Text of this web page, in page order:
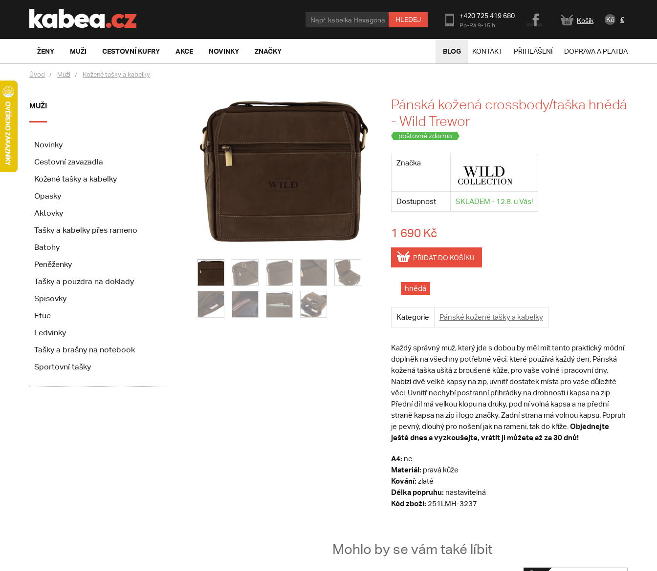
HLEDEJ +420 725 419 680
Po-Pá 9-15 h
Košík Kč €
ŽENY MUŽI CESTOVNÍ KUFRY AKCE NOVINKY ZNAČKY BLOG KONTAKT PŘIHLÁŠENÍ DOPRAVA A PLATBA
Úvod Muži Kožené tašky a kabelky
MUŽI
Novinky
Cestovní zavazadla
Kožené tašky a kabelky
Opasky
Aktovky
Tašky a kabelky přes rameno
Batohy
Peněženky
Tašky a pouzdra na doklady
Spisovky
Etue
Ledvinky
Tašky a brašny na notebook
Sportovní tašky
Pánská kožená crossbody/taška hnědá
- Wild Trewor
poštovné zdarma
Značka
Dostupnost SKLADEM - 12.8. u Vás!
1 690 Kč
PŘIDAT DO KOŠÍKU
hnědá
Kategorie Pánské kožené tašky a kabelky
Každý správný muž, který jde s dobou by měl mít tento praktický módní
doplněk na všechny potřebné věci, které používá každý den. Pánská
kožená taška ušitá z broušené kůže, pro vaše volné i pracovní dny.
Nabízí dvě velké kapsy na zip, uvnitř dostatek místa pro vaše důležité
věci. Uvnitř nechybí postranní přihrádky na drobnosti i kapsa na zip.
Přední díl má velkou klopu na druky, pod ní volná kapsa a na přední
straně kapsa na zip i logo značky. Zadní strana má volnou kapsu. Popruh
je pevný, dlouhý pro nošení jak na rameni, tak do kříže. Objednejte
ještě dnes a vyzkoušejte, vrátit ji můžete až za 30 dnů!
A4: ne
Materiál: pravá kůže
Kování: zlaté
Délka popruhu: nastavitelná
Kód zboží: 251LMH-3237
Mohlo by se vám také líbit